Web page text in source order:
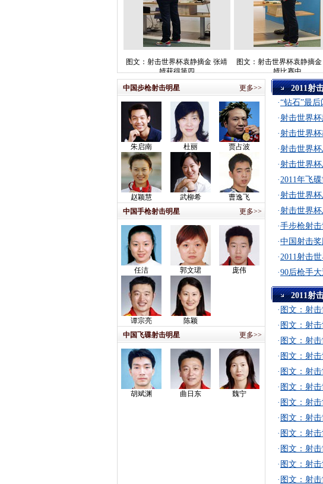
图文：射击世界杯袁静摘金 张靖
婧获得第四
图文：射击世界杯袁静摘
婧比赛中
更多>>
中国步枪射击明星
朱启南 杜丽 贾占波
赵颖慧 武柳希
曹逸飞
更多>>
中国手枪射击明星
任洁 郭文珺 庞伟
谭宗亮
陈颖
更多>>
中国飞碟射击明星
胡斌渊 曲日东 魏宁
2011射
·“钻石”最
·射击世界
·射击世界
·射击世界
·射击世界
·2011年飞
·射击世界
·射击世界
·手步枪射
·中国射击
·2011射击
·90后枪手
2011射
· 图文：射
· 图文：射
· 图文：射
· 图文：射
· 图文：射
· 图文：射
· 图文：射
· 图文：射
· 图文：射
· 图文：射
· 图文：射
· 图文：射